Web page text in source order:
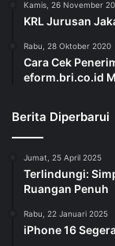
Kamis, 26 November
KRL Jurusan
Rabu, 28 Oktober 2020
Cara Cek
eform.bri.co.id
Berita Diperbarui
Jumat, 25 April 2025
Terlindungi:
Ruangan Penuh
Rabu, 22 Januari 2025
iPhone 16